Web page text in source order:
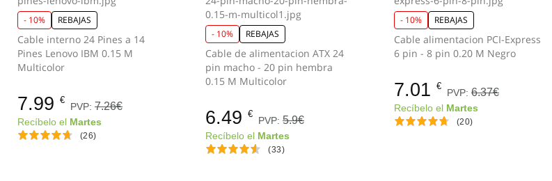
- 10% REBAJAS
Cable interno 24 Pines a 14
Pines Lenovo IBM 0.15 M
Multicolor
7.99 €
PVP: 7.26€
Recíbelo el Martes
(26)
- 10% REBAJAS
Cable de alimentacion ATX 24
pin macho - 20 pin hembra
0.15 M Multicolor
6.49 €
PVP:5.9€
Recíbelo el Martes
(33)
- 10% REBAJAS
Cable alimentacion PCI-Express
6 pin - 8 pin 0.20 M Negro
7.01 €
PVP: 6.37€
Recíbelo el Martes
(20)